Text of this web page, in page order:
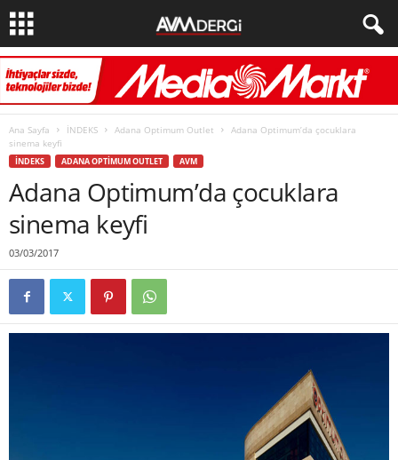
Ana Sayfa İNDEKS Adana Optimum Outlet
Adana Optimum’da çocuklara
sinema keyfi
İNDEKS ADANA OPTIMUM OUTLET AVM
Adana Optimum’da çocuklara
sinema keyfi
03/03/2017